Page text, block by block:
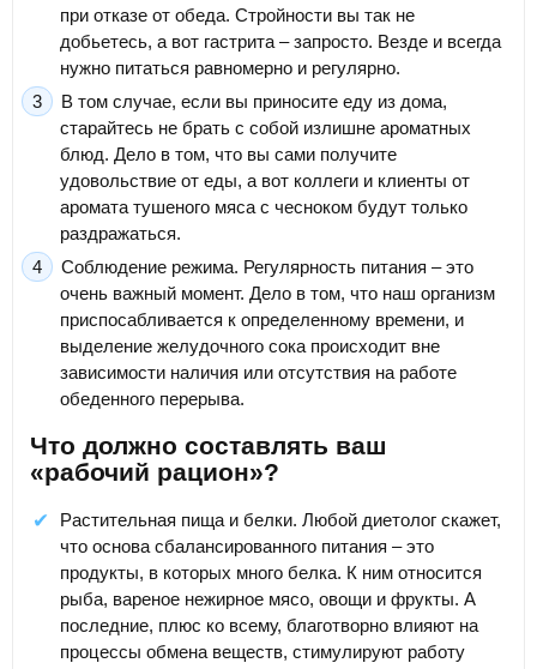
при отказе от обеда. Стройности вы так не
добьетесь, а вот гастрита – запросто. Везде и всегда
нужно питаться равномерно и регулярно.
В том случае, если вы приносите еду из дома,
старайтесь не брать с собой излишне ароматных
блюд. Дело в том, что вы сами получите
удовольствие от еды, а вот коллеги и клиенты от
аромата тушеного мяса с чесноком будут только
раздражаться.
Соблюдение режима. Регулярность питания – это
очень важный момент. Дело в том, что наш организм
приспосабливается к определенному времени, и
выделение желудочного сока происходит вне
зависимости наличия или отсутствия на работе
обеденного перерыва.
Что должно составлять ваш
«рабочий рацион»?
Растительная пища и белки. Любой диетолог скажет,
что основа сбалансированного питания – это
продукты, в которых много белка. К ним относится
рыба, вареное нежирное мясо, овощи и фрукты. А
последние, плюс ко всему, благотворно влияют на
процессы обмена веществ, стимулируют работу